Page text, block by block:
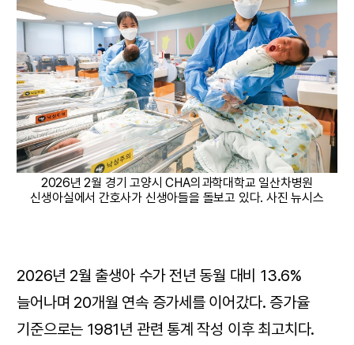
2026년 2월 경기 고양시 CHA의과학대학교 일산차병원
신생아실에서 간호사가 신생아들을 돌보고 있다. 사진 뉴시스
2026년 2월 출생아 수가 전년 동월 대비 13.6%
늘어나며 20개월 연속 증가세를 이어갔다. 증가율
기준으로는 1981년 관련 통계 작성 이후 최고치다.